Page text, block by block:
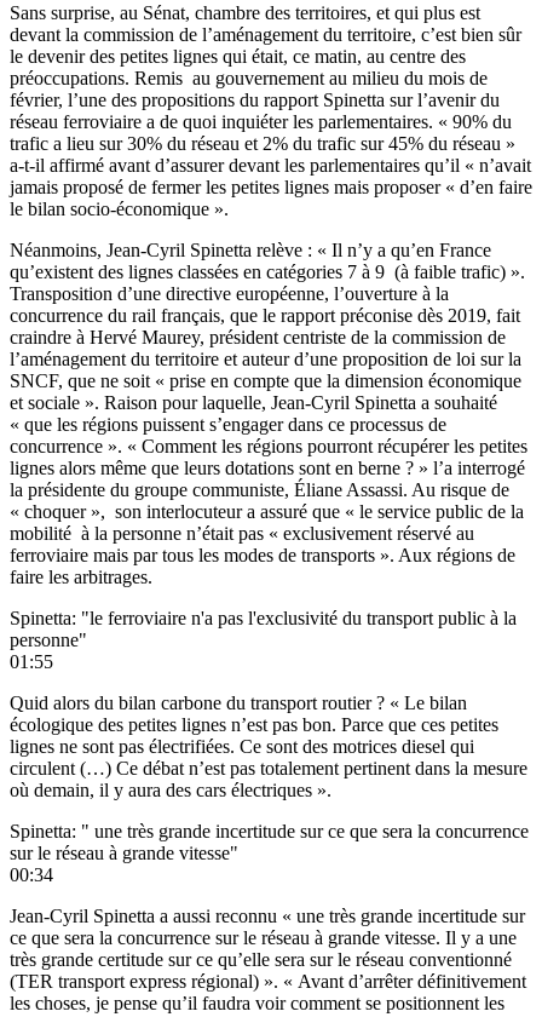
Sans surprise, au Sénat, chambre des territoires, et qui plus est
devant la commission de l’aménagement du territoire, c’est bien sûr
le devenir des petites lignes qui était, ce matin, au centre des
préoccupations. Remis au gouvernement au milieu du mois de
février, l’une des propositions du rapport Spinetta sur l’avenir du
réseau ferroviaire a de quoi inquiéter les parlementaires. « 90% du
trafic a lieu sur 30% du réseau et 2% du trafic sur 45% du réseau »
a-t-il affirmé avant d’assurer devant les parlementaires qu’il « n’avait
jamais proposé de fermer les petites lignes mais proposer « d’en faire
le bilan socio-économique ».
Néanmoins, Jean-Cyril Spinetta relève : « Il n’y a qu’en France
qu’existent des lignes classées en catégories 7 à 9 (à faible trafic) ».
Transposition d’une directive européenne, l’ouverture à la
concurrence du rail français, que le rapport préconise dès 2019, fait
craindre à Hervé Maurey, président centriste de la commission de
l’aménagement du territoire et auteur d’une proposition de loi sur la
SNCF, que ne soit « prise en compte que la dimension économique
et sociale ». Raison pour laquelle, Jean-Cyril Spinetta a souhaité
« que les régions puissent s’engager dans ce processus de
concurrence ». « Comment les régions pourront récupérer les petites
lignes alors même que leurs dotations sont en berne ? » l’a interrogé
la présidente du groupe communiste, Éliane Assassi. Au risque de
« choquer », son interlocuteur a assuré que « le service public de la
mobilité à la personne n’était pas « exclusivement réservé au
ferroviaire mais par tous les modes de transports ». Aux régions de
faire les arbitrages.
Spinetta: "le ferroviaire n'a pas l'exclusivité du transport public à la
personne"
01:55
Quid alors du bilan carbone du transport routier ? « Le bilan
écologique des petites lignes n’est pas bon. Parce que ces petites
lignes ne sont pas électrifiées. Ce sont des motrices diesel qui
circulent (…) Ce débat n’est pas totalement pertinent dans la mesure
où demain, il y aura des cars électriques ».
Spinetta: " une très grande incertitude sur ce que sera la concurrence
sur le réseau à grande vitesse"
00:34
Jean-Cyril Spinetta a aussi reconnu « une très grande incertitude sur
ce que sera la concurrence sur le réseau à grande vitesse. Il y a une
très grande certitude sur ce qu’elle sera sur le réseau conventionné
(TER transport express régional) ». « Avant d’arrêter définitivement
les choses, je pense qu’il faudra voir comment se positionnent les